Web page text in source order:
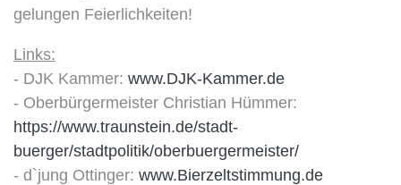
gelungen Feierlichkeiten!
Links:
- DJK Kammer: www.DJK-Kammer.de
- Oberbürgermeister Christian Hümmer:
https://www.traunstein.de/stadt-
buerger/stadtpolitik/oberbuergermeister/
- d`jung Ottinger: www.Bierzeltstimmung.de